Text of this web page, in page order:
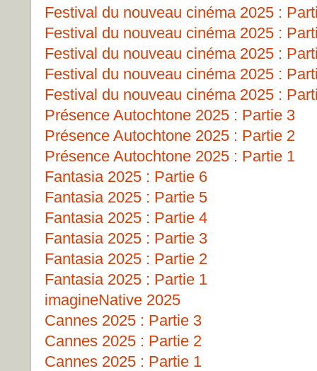
Festival du nouveau cinéma 2025 :
Festival du nouveau cinéma 2025 :
Festival du nouveau cinéma 2025 :
Festival du nouveau cinéma 2025 :
Festival du nouveau cinéma 2025 :
Présence Autochtone 2025 : Partie 3
Présence Autochtone 2025 : Partie 2
Présence Autochtone 2025 : Partie 1
Fantasia 2025 : Partie 6
Fantasia 2025 : Partie 5
Fantasia 2025 : Partie 4
Fantasia 2025 : Partie 3
Fantasia 2025 : Partie 2
Fantasia 2025 : Partie 1
imagineNative 2025
Cannes 2025 : Partie 3
Cannes 2025 : Partie 2
Cannes 2025 : Partie 1